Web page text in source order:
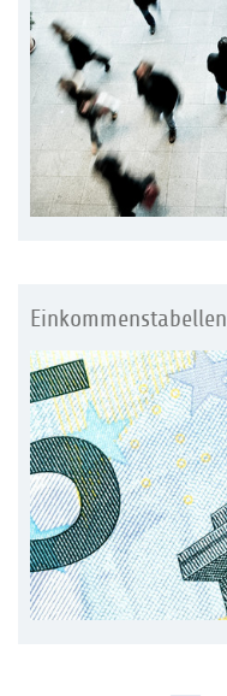
Einkommenstabellen